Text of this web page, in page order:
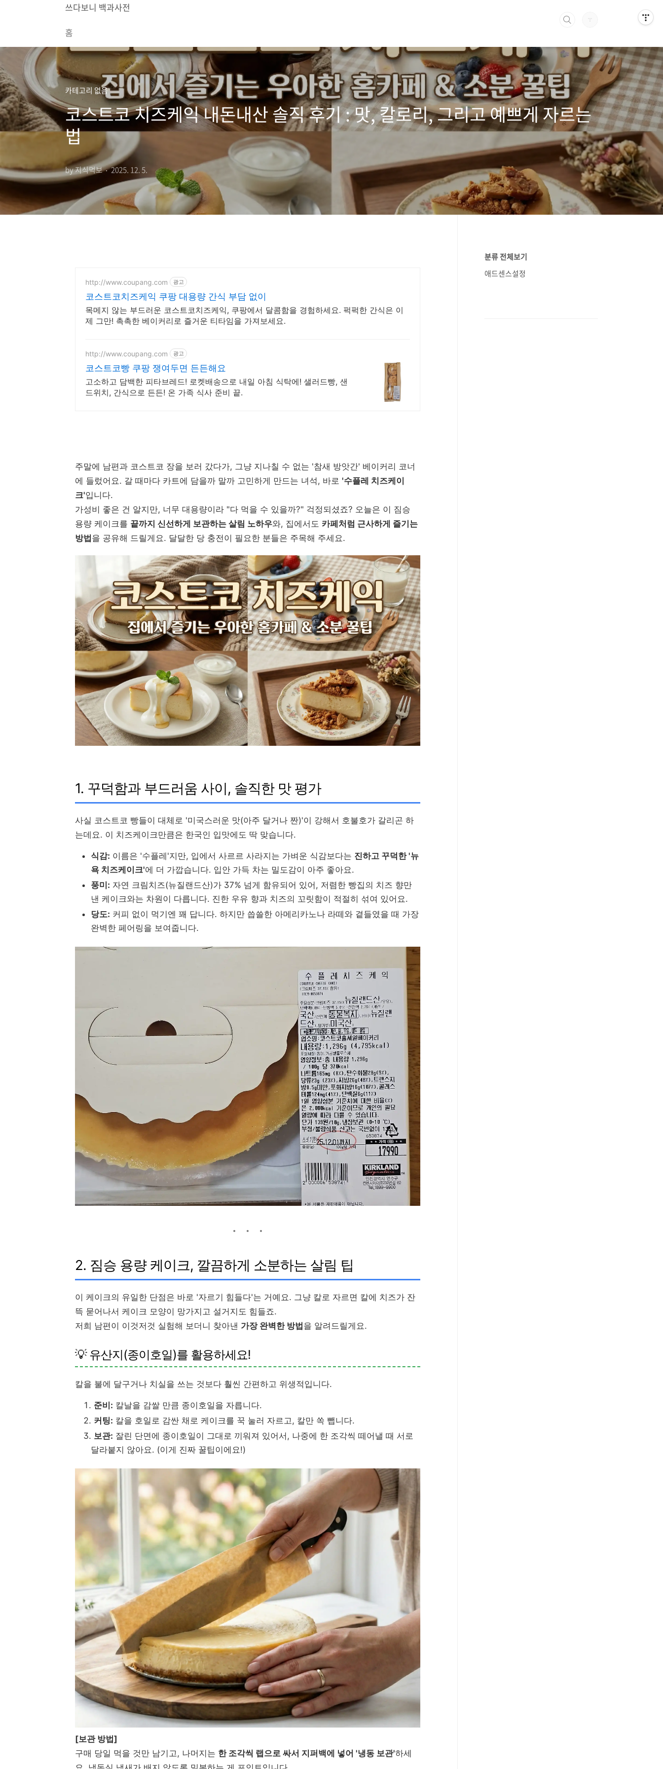
쓰다보니 백과사전
홈
카테고리 없음
코스트코 치즈케익 내돈내산 솔직 후기 : 맛, 칼로리, 그리고 예쁘게 자르는
법
by 지식먹보 2025. 12. 5.
http://www.coupang.com 광고
코스트코치즈케익 쿠팡 대용량 간식 부담 없이
목메지 않는 부드러운 코스트코치즈케익, 쿠팡에서 달콤함을 경험하세요. 퍽퍽한 간식은 이
제 그만! 촉촉한 베이커리로 즐거운 티타임을 가져보세요.
http://www.coupang.com 광고
코스트코빵 쿠팡 쟁여두면 든든해요
고소하고 담백한 피타브레드! 로켓배송으로 내일 아침 식탁에! 샐러드빵, 샌
드위치, 간식으로 든든! 온 가족 식사 준비 끝.
주말에 남편과 코스트코 장을 보러 갔다가, 그냥 지나칠 수 없는 '참새 방앗간' 베이커리 코너
에 들렀어요. 갈 때마다 카트에 담을까 말까 고민하게 만드는 녀석, 바로 '수플레 치즈케이
크'입니다.
가성비 좋은 건 알지만, 너무 대용량이라 "다 먹을 수 있을까?" 걱정되셨죠? 오늘은 이 짐승
용량 케이크를 끝까지 신선하게 보관하는 살림 노하우와, 집에서도 카페처럼 근사하게 즐기는
방법 을 공유해 드릴게요. 달달한 당 충전이 필요한 분들은 주목해 주세요.
1. 꾸덕함과 부드러움 사이, 솔직한 맛 평가
사실 코스트코 빵들이 대체로 '미국스러운 맛(아주 달거나 짠)'이 강해서 호불호가 갈리곤 하
는데요. 이 치즈케이크만큼은 한국인 입맛에도 딱 맞습니다.
식감: 이름은 '수플레'지만, 입에서 사르르 사라지는 가벼운 식감보다는 진하고 꾸덕한 '뉴
욕 치즈케이크'에 더 가깝습니다. 입안 가득 차는 밀도감이 아주 좋아요.
풍미: 자연 크림치즈(뉴질랜드산)가 37% 넘게 함유되어 있어, 저렴한 빵집의 치즈 향만
낸 케이크와는 차원이 다릅니다. 진한 우유 향과 치즈의 꼬릿함이 적절히 섞여 있어요.
당도: 커피 없이 먹기엔 꽤 답니다. 하지만 씁쓸한 아메리카노나 라떼와 곁들였을 때 가장
완벽한 페어링을 보여줍니다.
2. 짐승 용량 케이크, 깔끔하게 소분하는 살림 팁
이 케이크의 유일한 단점은 바로 '자르기 힘들다'는 거예요. 그냥 칼로 자르면 칼에 치즈가 잔
뜩 묻어나서 케이크 모양이 망가지고 설거지도 힘들죠.
저희 남편이 이것저것 실험해 보더니 찾아낸 가장 완벽한 방법 을 알려드릴게요.
💡 유산지(종이호일)를 활용하세요!
칼을 불에 달구거나 치실을 쓰는 것보다 훨씬 간편하고 위생적입니다.
준비: 칼날을 감쌀 만큼 종이호일을 자릅니다.
커팅: 칼을 호일로 감싼 채로 케이크를 꾹 눌러 자르고, 칼만 쏙 뺍니다.
보관: 잘린 단면에 종이호일이 그대로 끼워져 있어서, 나중에 한 조각씩 떼어낼 때 서로
달라붙지 않아요. (이게 진짜 꿀팁이에요!)
[보관 방법]
구매 당일 먹을 것만 남기고, 나머지는 한 조각씩 랩으로 싸서 지퍼백에 넣어 '냉동 보관'하세
분류 전체보기
애드센스설정